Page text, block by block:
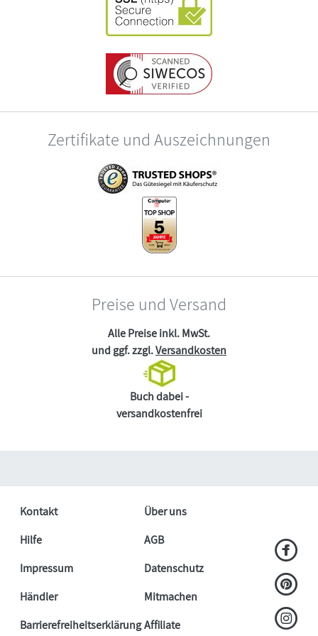
Zertifikate und Auszeichnungen
Preise und Versand
Alle Preise inkl. MwSt.
und ggf. zzgl.Versandkosten
Buch dabei -
versandkostenfrei
Kontakt
Über uns
Hilfe
AGB
Impressum
Datenschutz
Händler
Mitmachen
BarrierefreiheitserklärungAffiliate